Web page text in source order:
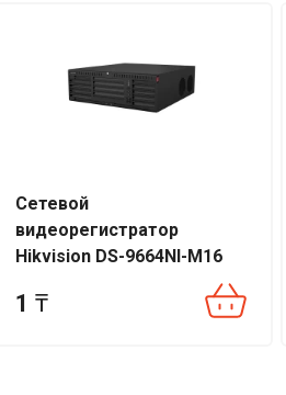
Сетевой
видеорегистратор
Hikvision DS-9664NI-M16
1 ₸